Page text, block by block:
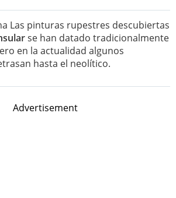
Las pinturas rupestres descubiertas
se han datado tradicionalmente
en la actualidad algunos
hasta el neolítico.
Advertisement